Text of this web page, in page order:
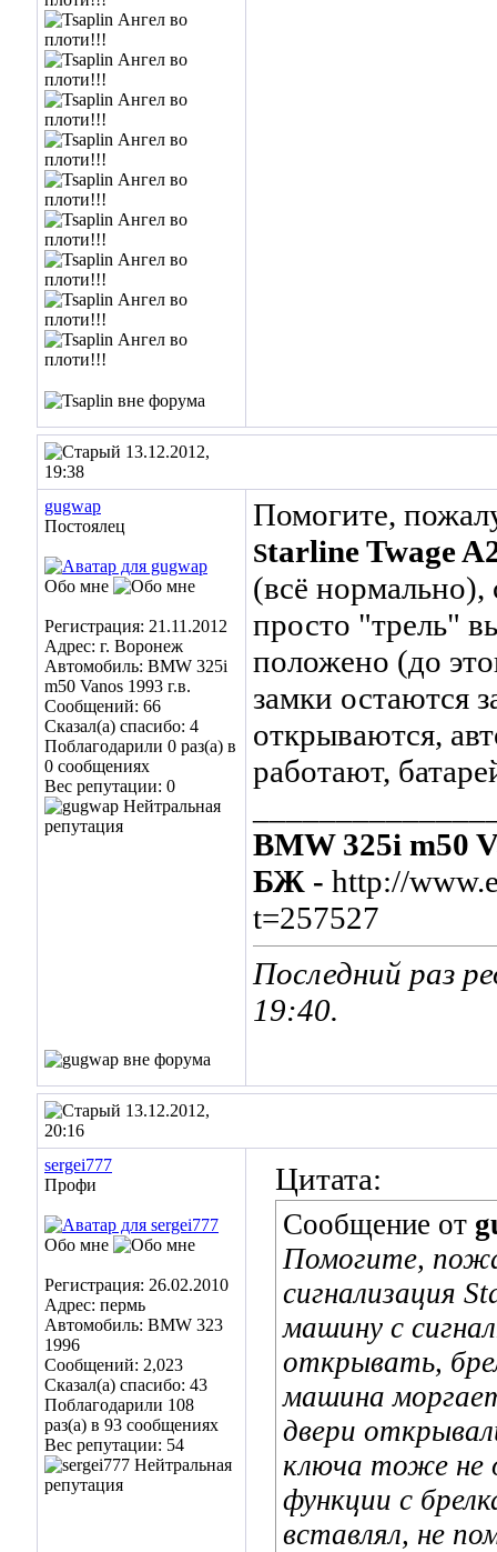
13.12.2012,
19:38
gugwap
Постоялец
Обо мне
Регистрация: 21.11.2012
Адрес: г. Воронеж
Автомобиль: BMW 325i
m50 Vanos 1993 г.в.
Сообщений: 66
Сказал(а) спасибо: 4
Поблагодарили 0 раз(а) в
0 сообщениях
Вес репутации: 0
Помогите,
Starline Twage
(всё нормально),
просто "трель"
положено (до
замки остаются
открываются,
работают,
BMW 325i m50
БЖ - http://
t=257527
Последний раз
19:40.
13.12.2012,
20:16
sergei777
Профи
Обо мне
Регистрация: 26.02.2010
Адрес: пермь
Автомобиль: BMW 323
1996
Сообщений: 2,023
Сказал(а) спасибо: 43
Поблагодарили 108
раз(а) в 93 сообщениях
Вес репутации: 54
Цитата:
Сообщение от
Помогите,
сигнализация
машину с
открывать,
машина
двери
ключа тоже не
функции с
вставлял, не